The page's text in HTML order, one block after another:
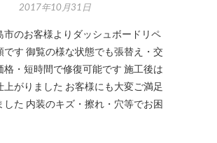
2017年10月31日
です 御覧の様な状態でも張替え・交
格・短時間で修復可能です 施工後は
上がりました お客様にも大変ご満足
した 内装のキズ・擦れ・穴等でお困